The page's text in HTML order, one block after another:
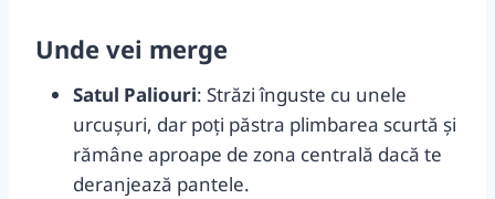
Unde vei merge
Satul Paliouri: Străzi înguste cu unele
urcușuri, dar poți păstra plimbarea scurtă și
rămâne aproape de zona centrală dacă te
deranjează pantele.